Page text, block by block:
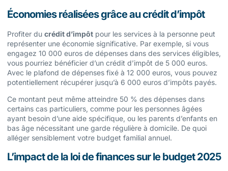
Économies réalisées grâce au crédit d’impôt
Profiter du crédit d’impôt pour les services à la personne peut
représenter une économie significative. Par exemple, si vous
engagez 10 000 euros de dépenses dans des services éligibles,
vous pourriez bénéficier d’un crédit d’impôt de 5 000 euros.
Avec le plafond de dépenses fixé à 12 000 euros, vous pouvez
potentiellement récupérer jusqu’à 6 000 euros d’impôts payés.
Ce montant peut même atteindre 50 % des dépenses dans
certains cas particuliers, comme pour les personnes âgées
ayant besoin d’une aide spécifique, ou les parents d’enfants en
bas âge nécessitant une garde régulière à domicile. De quoi
alléger sensiblement votre budget familial annuel.
L’impact de la loi de finances sur le budget 2025